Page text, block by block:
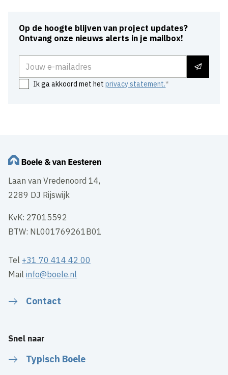
Op de hoogte blijven van project updates?
Ontvang onze nieuws alerts in je mailbox!
Ik ga akkoord met hetprivacy statement.
Laan van Vredenoord 14,
2289 DJ Rijswijk
KvK: 27015592
BTW: NL001769261B01
Tel +31 70 414 42 00
Mailinfo@boele.nl
Contact
Snel naar
Typisch Boele